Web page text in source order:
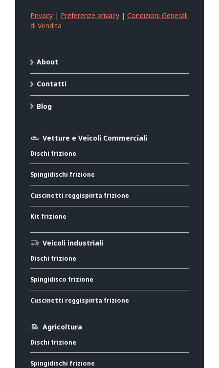
Privacy | Preferenze privacy |Condizioni Generali
di Vendita
About
Contatti
Blog
Vetture e Veicoli Commerciali
Dischi frizione
Spingidischi frizione
Cuscinetti reggispinta frizione
Kit frizione
Veicoli industriali
Dischi frizione
Spingidisco frizione
Cuscinetti reggispinta frizione
Agricoltura
Dischi frizione
Spingidischi frizione